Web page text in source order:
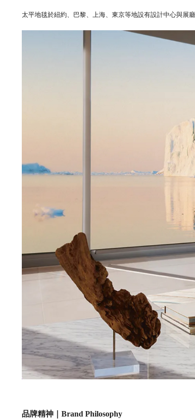
太平地毯於紐約、巴黎、上海、東京等地設有設計中心與展
品牌精神｜Brand Philosophy